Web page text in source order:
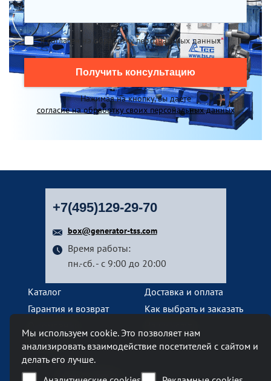
Я согласен на обработку персональных данных*
Получить консультацию
Нажимая на кнопку, вы даете
согласие на обработку своих персональных данных
+7(495)129-29-70
box@generator-tss.com
Время работы:
пн.-сб. - с 9:00 до 20:00
Каталог
Доставка и оплата
Гарантия и возврат
Как выбрать и заказать
Контакты
Мы используем cookie. Это позволяет нам
анализировать взаимодействие посетителей с сайтом и
делать его лучше.